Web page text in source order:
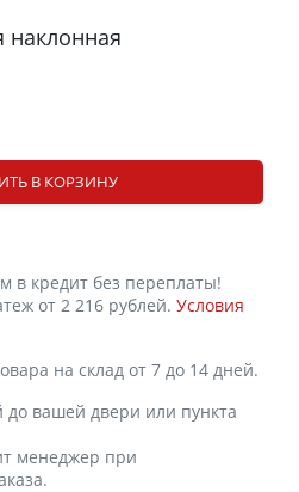
наклонная
В КОРЗИНУ
в кредит без переплаты!
от 2 216 рублей. Условия
на склад от 7 до 14 дней.
до вашей двери или пункта
менеджер при